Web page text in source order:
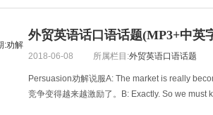
外贸英语话口语话题(MP3+中英
2018-06-08 所属栏目:外贸英语口语话题
Persuasion劝解说服A: The market is really
竞争变得越来越激励了。B: Exactly. So we